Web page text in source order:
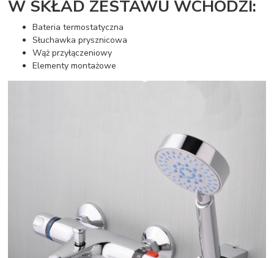
W SKŁAD ZESTAWU WCHODZI:
Bateria termostatyczna
Słuchawka prysznicowa
Wąż przyłączeniowy
Elementy montażowe